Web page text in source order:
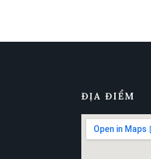
ĐỊA ĐIỂM